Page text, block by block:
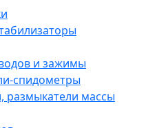
и зажимы
спидометры
размыкатели массы